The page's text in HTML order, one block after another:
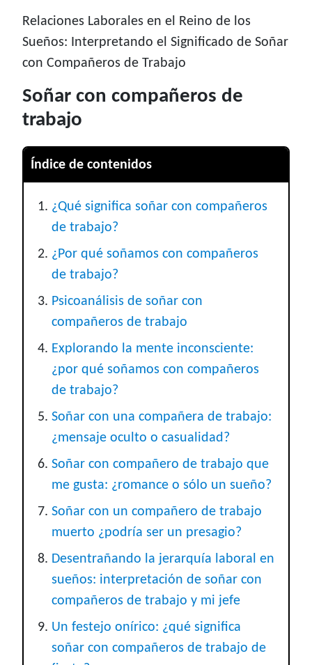
Relaciones Laborales en el Reino de los
Sueños: Interpretando el Significado de Soñar
con Compañeros de Trabajo
Soñar con compañeros de
trabajo
Índice de contenidos
¿Qué significa soñar con compañeros
de trabajo?
¿Por qué soñamos con compañeros
de trabajo?
Psicoanálisis de soñar con
compañeros de trabajo
Explorando la mente inconsciente:
¿por qué soñamos con compañeros
de trabajo?
Soñar con una compañera de trabajo:
¿mensaje oculto o casualidad?
Soñar con compañero de trabajo que
me gusta: ¿romance o sólo un sueño?
Soñar con un compañero de trabajo
muerto ¿podría ser un presagio?
Desentrañando la jerarquía laboral en
sueños: interpretación de soñar con
compañeros de trabajo y mi jefe
Un festejo onírico: ¿qué significa
soñar con compañeros de trabajo de